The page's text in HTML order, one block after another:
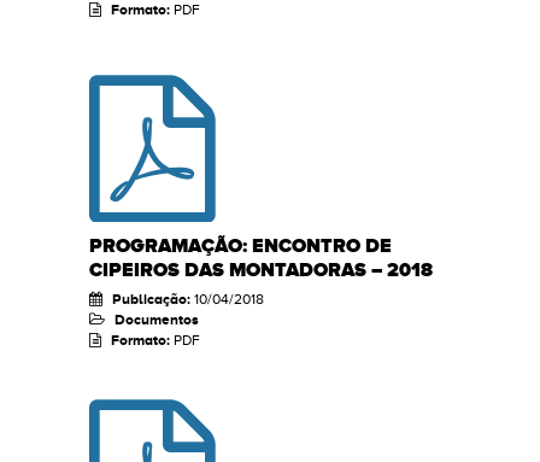
Formato: PDF
PROGRAMAÇÃO: ENCONTRO DE
CIPEIROS DAS MONTADORAS – 2018
Publicação: 10/04/2018
Documentos
Formato: PDF